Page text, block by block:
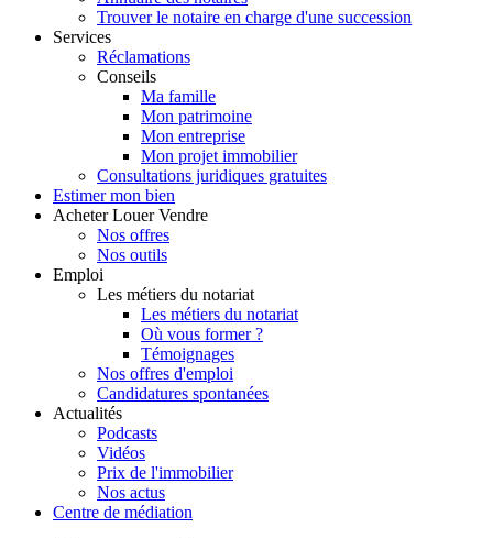
Trouver le notaire en charge d'une succession
Services
Réclamations
Conseils
Ma famille
Mon patrimoine
Mon entreprise
Mon projet immobilier
Consultations juridiques gratuites
Estimer mon bien
Acheter Louer Vendre
Nos offres
Nos outils
Emploi
Les métiers du notariat
Les métiers du notariat
Où vous former ?
Témoignages
Nos offres d'emploi
Candidatures spontanées
Actualités
Podcasts
Vidéos
Prix de l'immobilier
Nos actus
Centre de médiation